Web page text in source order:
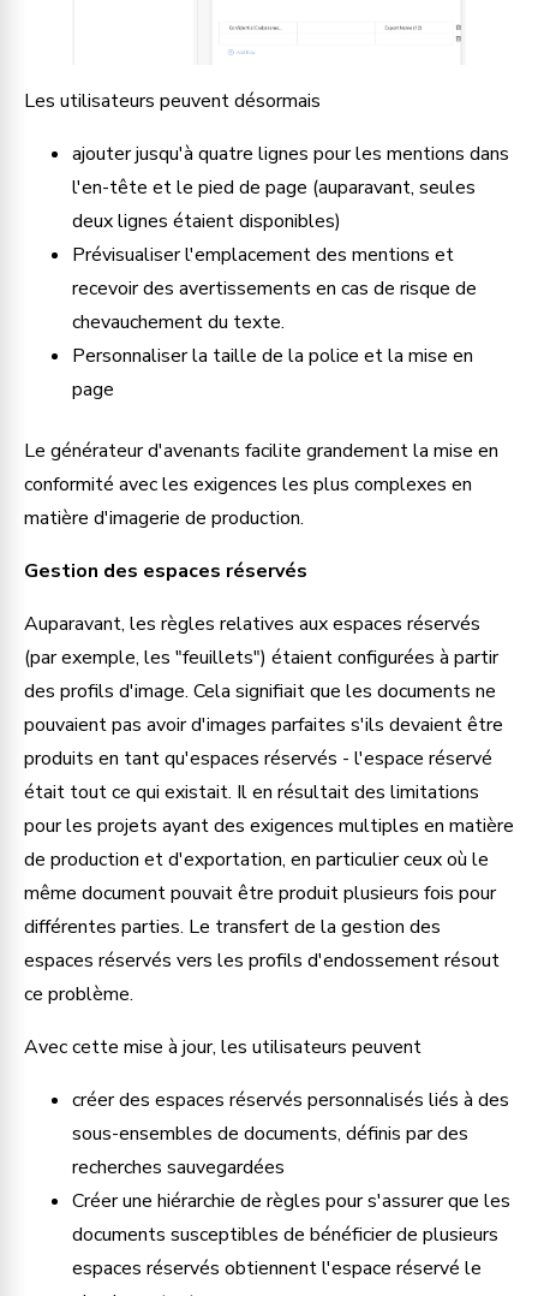
Les utilisateurs peuvent désormais
ajouter jusqu'à quatre lignes pour les mentions dans
l'en-tête et le pied de page (auparavant, seules
deux lignes étaient disponibles)
Prévisualiser l'emplacement des mentions et
recevoir des avertissements en cas de risque de
chevauchement du texte.
Personnaliser la taille de la police et la mise en
page
Le générateur d'avenants facilite grandement la mise en
conformité avec les exigences les plus complexes en
matière d'imagerie de production.
Gestion des espaces réservés
Auparavant, les règles relatives aux espaces réservés
(par exemple, les "feuillets") étaient configurées à partir
des profils d'image. Cela signifiait que les documents ne
pouvaient pas avoir d'images parfaites s'ils devaient être
produits en tant qu'espaces réservés - l'espace réservé
était tout ce qui existait. Il en résultait des limitations
pour les projets ayant des exigences multiples en matière
de production et d'exportation, en particulier ceux où le
même document pouvait être produit plusieurs fois pour
différentes parties. Le transfert de la gestion des
espaces réservés vers les profils d'endossement résout
ce problème.
Avec cette mise à jour, les utilisateurs peuvent
créer des espaces réservés personnalisés liés à des
sous-ensembles de documents, définis par des
recherches sauvegardées
Créer une hiérarchie de règles pour s'assurer que les
documents susceptibles de bénéficier de plusieurs
espaces réservés obtiennent l'espace réservé le